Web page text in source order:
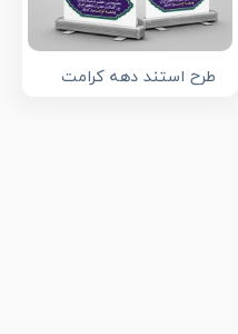
طرح استند دهه کرامت